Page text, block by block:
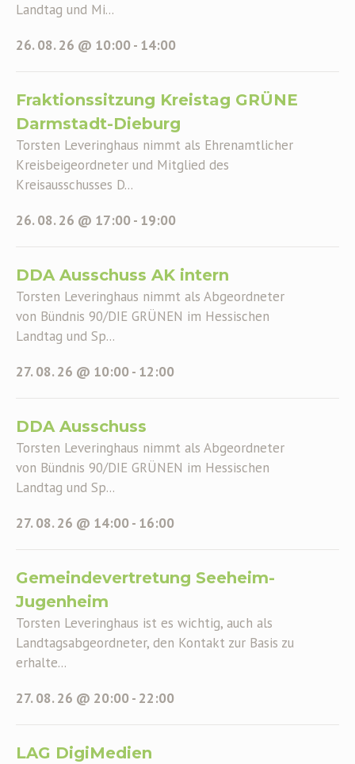
Landtag und Mi...
26. 08. 26 @ 10:00- 14:00
Fraktionssitzung Kreistag GRÜNE
Darmstadt-Dieburg
Torsten Leveringhaus nimmt als Ehrenamtlicher
Kreisbeigeordneter und Mitglied des
Kreisausschusses D...
26. 08. 26 @ 17:00- 19:00
DDA Ausschuss AK intern
Torsten Leveringhaus nimmt als Abgeordneter
von Bündnis 90/DIE GRÜNEN im Hessischen
Landtag und Sp...
27. 08. 26 @ 10:00- 12:00
DDA Ausschuss
Torsten Leveringhaus nimmt als Abgeordneter
von Bündnis 90/DIE GRÜNEN im Hessischen
Landtag und Sp...
27. 08. 26 @ 14:00- 16:00
Gemeindevertretung Seeheim-
Jugenheim
Torsten Leveringhaus ist es wichtig, auch als
Landtagsabgeordneter, den Kontakt zur Basis zu
erhalte...
27. 08. 26 @ 20:00- 22:00
LAG DigiMedien